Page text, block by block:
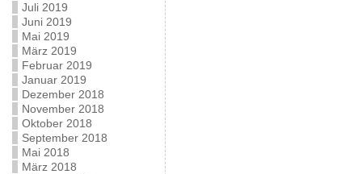
Juli 2019
Juni 2019
Mai 2019
März 2019
Februar 2019
Januar 2019
Dezember 2018
November 2018
Oktober 2018
September 2018
Mai 2018
März 2018